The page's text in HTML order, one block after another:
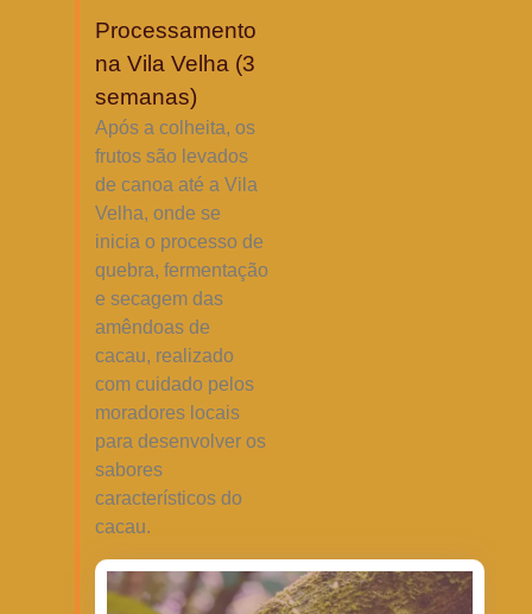
Processamento
na Vila Velha (3
semanas)
Após a colheita, os
frutos são levados
de canoa até a Vila
Velha, onde se
inicia o processo de
quebra, fermentação
e secagem das
amêndoas de
cacau, realizado
com cuidado pelos
moradores locais
para desenvolver os
sabores
característicos do
cacau.